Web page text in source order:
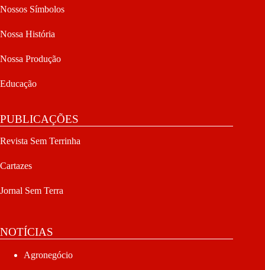
Nossos Símbolos
Nossa História
Nossa Produção
Educação
PUBLICAÇÕES
Revista Sem Terrinha
Cartazes
Jornal Sem Terra
NOTÍCIAS
Agronegócio